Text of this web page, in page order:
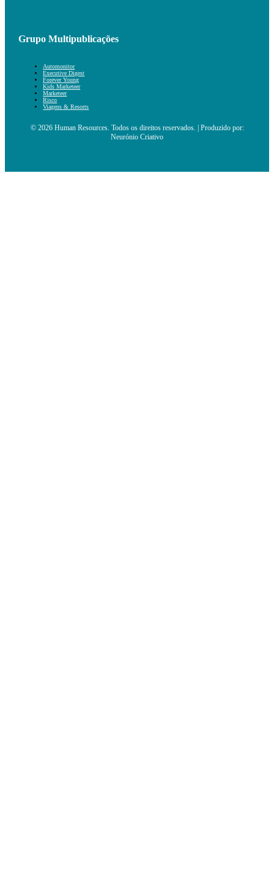
Grupo Multipublicações
Automonitor
Executive Digest
Forever Young
Kids Marketeer
Marketeer
Risco
Viagens & Resorts
© 2026 Human Resources. Todos os direitos reservados. | Produzido por:
Neurónio Criativo